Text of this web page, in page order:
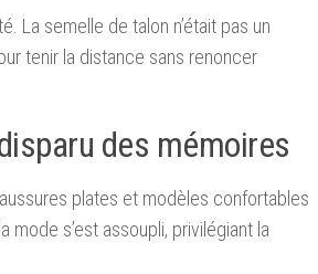
La semelle de talon n’était pas un
tenir la distance sans renoncer
des mémoires
plates et modèles confortables
s’est assoupli, privilégiant la